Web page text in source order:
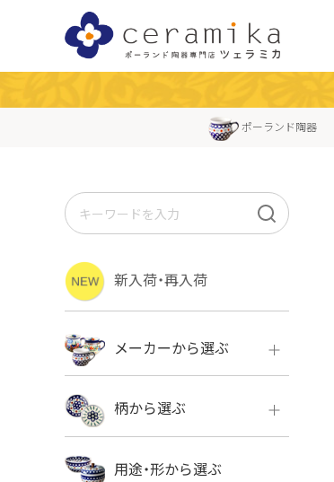
ポーランド陶器
新入荷・再入荷
メーカーから選ぶ
ボレス
VENA
ミレナ
柄から選ぶ
ボレス
用途・形から選ぶ